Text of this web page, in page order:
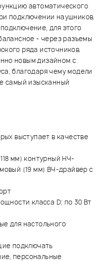
автоматического
подключении наушников.
для этого
- через разъемы
ряда источников.
новым дизайном с
благодаря чему модели
самый изысканный
выступает в качестве
мм) контурный НЧ-
(19 мм) ВЧ-драйвер с
класса D; по 30 Вт
для настольного
подключать
персональные